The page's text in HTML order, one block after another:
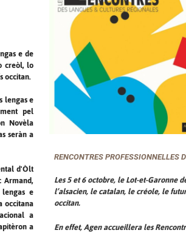
e de
creòl, lo
occitan.
lengas e
pel
Novèla
seràn a
d'Òlt
Armand,
e
occitana
a
a
RENCONTRES PROFESSIONNELLES
Les 5 et 6 octobre, le Lot-et-Garonne
l’alsacien, le catalan, le créole, le
occitan.
En effet, Agen accueillera les